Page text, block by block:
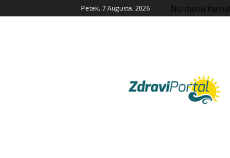
Petak, 7 Augusta, 2026 No menu items!